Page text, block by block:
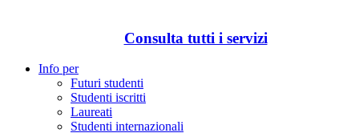
Consulta tutti i servizi
Info per
Futuri studenti
Studenti iscritti
Laureati
Studenti internazionali